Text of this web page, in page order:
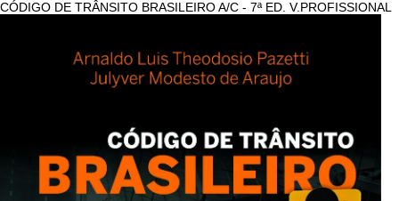
CÓDIGO DE TRÂNSITO BRASILEIRO A/C - 7ª ED. V.PROFISSIONAL